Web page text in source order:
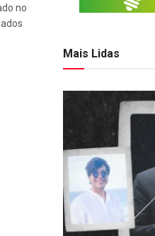
no
Mais Lidas